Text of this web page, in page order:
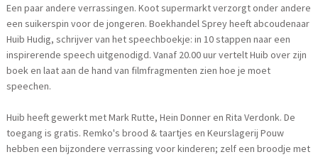
Een paar andere verrassingen. Koot supermarkt verzorgt onder andere
een suikerspin voor de jongeren. Boekhandel Sprey heeft abcoudenaar
Huib Hudig, schrijver van het speechboekje: in 10 stappen naar een
inspirerende speech uitgenodigd. Vanaf 20.00 uur vertelt Huib over zijn
boek en laat aan de hand van filmfragmenten zien hoe je moet
speechen.
Huib heeft gewerkt met Mark Rutte, Hein Donner en Rita Verdonk. De
toegang is gratis. Remko's brood & taartjes en Keurslagerij Pouw
hebben een bijzondere verrassing voor kinderen; zelf een broodje met